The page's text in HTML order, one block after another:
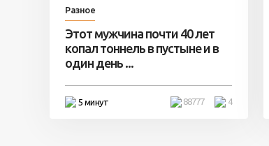
Разное
Этот мужчина почти 40 лет
копал тоннель в пустыне и в
один день ...
5 минут 4
88777